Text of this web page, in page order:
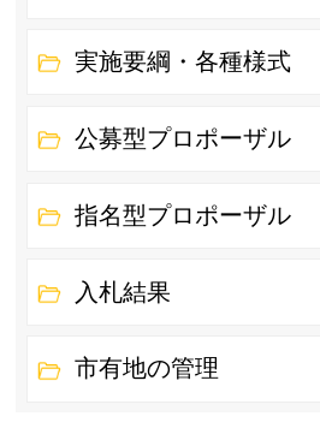
実施要綱・各種様式
公募型プロポーザル
指名型プロポーザル
入札結果
市有地の管理